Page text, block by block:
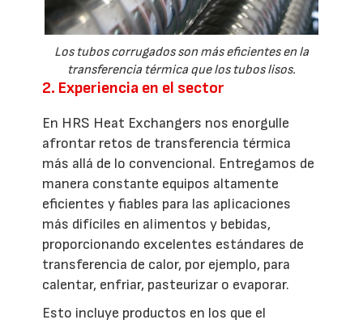
Los tubos corrugados son más eficientes en la
transferencia térmica que los tubos lisos.
2. Experiencia en el sector
En HRS Heat Exchangers nos enorgulle
afrontar retos de transferencia térmica
más allá de lo convencional. Entregamos de
manera constante equipos altamente
eficientes y fiables para las aplicaciones
más difíciles en alimentos y bebidas,
proporcionando excelentes estándares de
transferencia de calor, por ejemplo, para
calentar, enfriar, pasteurizar o evaporar.
Esto incluye productos en los que el